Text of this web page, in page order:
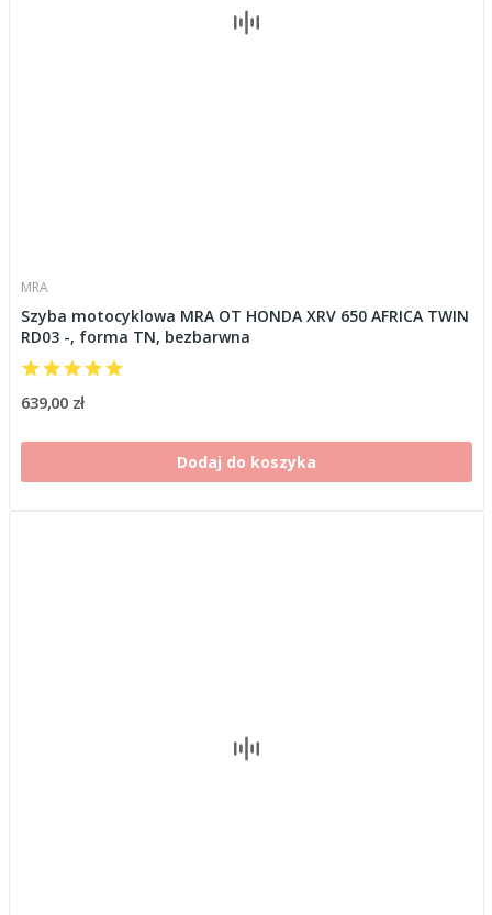
MRA
Szyba motocyklowa MRA OT HONDA XRV 650 AFRICA TWIN
RD03 -, forma TN, bezbarwna
639,00 zł
Dodaj do koszyka